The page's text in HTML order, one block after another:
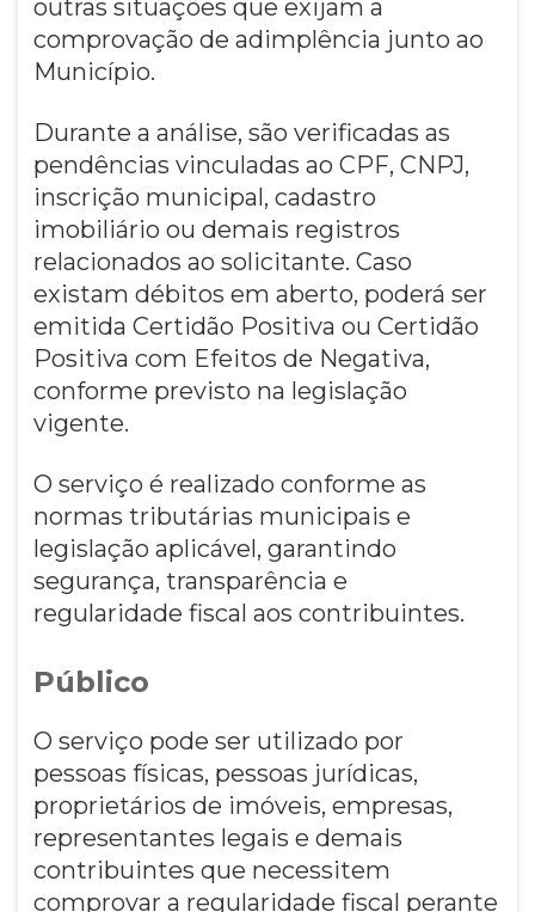
outras situações que exijam a
comprovação de adimplência junto ao
Município.
Durante a análise, são verificadas as
pendências vinculadas ao CPF, CNPJ,
inscrição municipal, cadastro
imobiliário ou demais registros
relacionados ao solicitante. Caso
existam débitos em aberto, poderá ser
emitida Certidão Positiva ou Certidão
Positiva com Efeitos de Negativa,
conforme previsto na legislação
vigente.
O serviço é realizado conforme as
normas tributárias municipais e
legislação aplicável, garantindo
segurança, transparência e
regularidade fiscal aos contribuintes.
Público
O serviço pode ser utilizado por
pessoas físicas, pessoas jurídicas,
proprietários de imóveis, empresas,
representantes legais e demais
contribuintes que necessitem
comprovar a regularidade fiscal perante